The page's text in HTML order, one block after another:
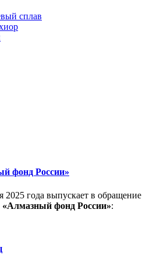
сплав
фонд России»
2025 года выпускает в обращение
«Алмазный фонд России»: